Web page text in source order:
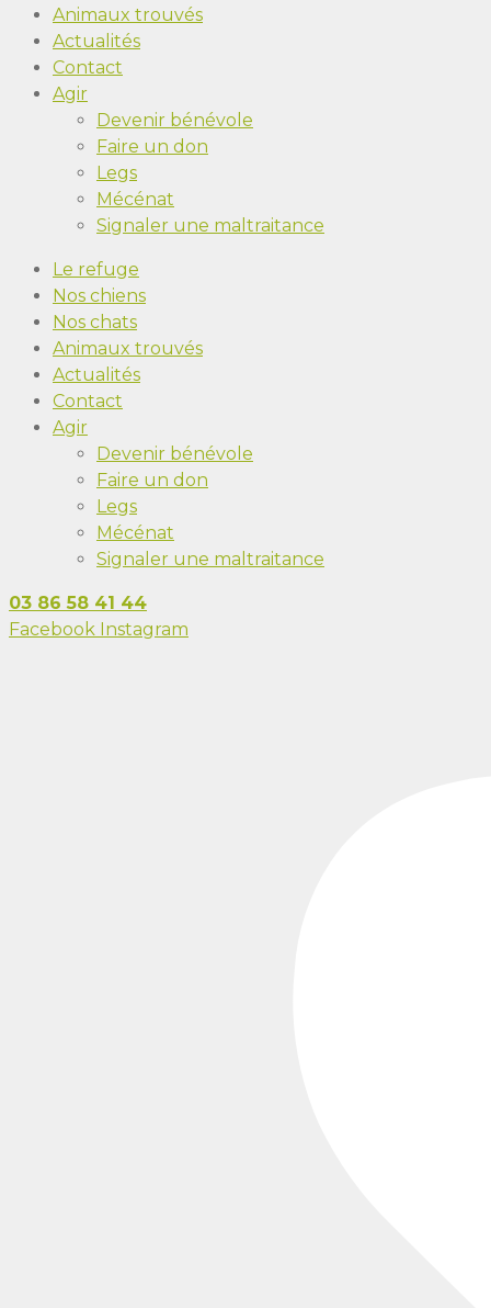
Animaux trouvés
Actualités
Contact
Agir
Devenir bénévole
Faire un don
Legs
Mécénat
Signaler une maltraitance
Le refuge
Nos chiens
Nos chats
Animaux trouvés
Actualités
Contact
Agir
Devenir bénévole
Faire un don
Legs
Mécénat
Signaler une maltraitance
03 86 58 41 44
Facebook Instagram